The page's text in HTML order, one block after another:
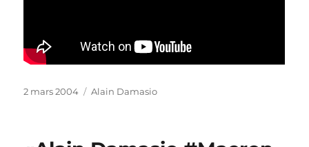
Publié
2 mars 2004 Catégories
Alain Damasio